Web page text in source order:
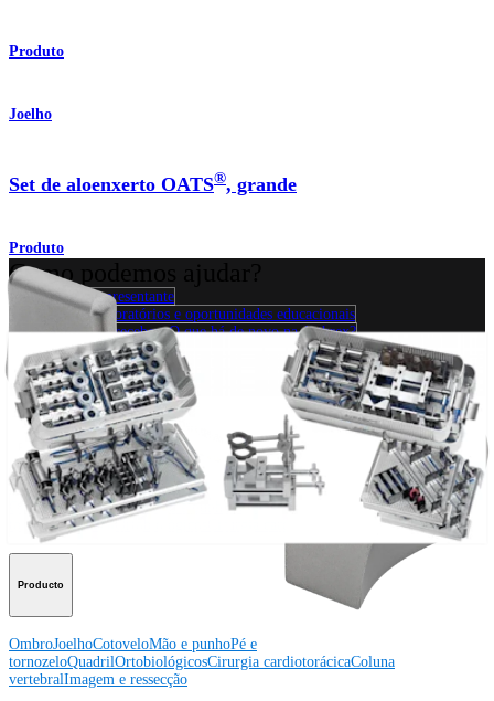
Produto
Joelho
Set de aloenxerto OATS®, grande
Produto
Como podemos ajudar?
Contacte um representante
Veja eventos, laboratórios e oportunidades educacionais
Inscreva-se para receber: O que há de novo na Arthrex?
Conecte-se conosco
Procedimento
OmbroJoelhoCotoveloMão e punhoPé e
tornozeloQuadrilOrtobiológicos Coluna vertebral
Producto
OmbroJoelhoCotoveloMão e punhoPé e
tornozeloQuadrilOrtobiológicosCirurgia cardiotorácicaColuna
vertebralImagem e ressecção